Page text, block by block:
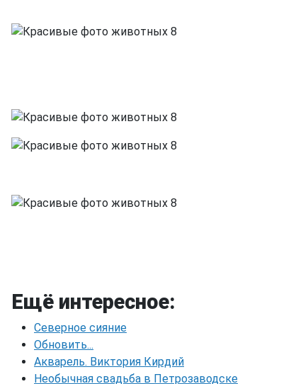
Ещё интересное:
Северное сияние
Обновить...
Акварель. Виктория Кирдий
Необычная свадьба в Петрозаводске